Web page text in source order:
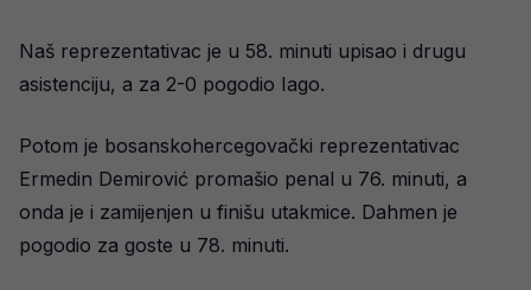
Naš reprezentativac je u 58. minuti upisao i drugu
asistenciju, a za 2-0 pogodio Iago.
Potom je bosanskohercegovački reprezentativac
Ermedin Demirović promašio penal u 76. minuti, a
onda je i zamijenjen u finišu utakmice. Dahmen je
pogodio za goste u 78. minuti.